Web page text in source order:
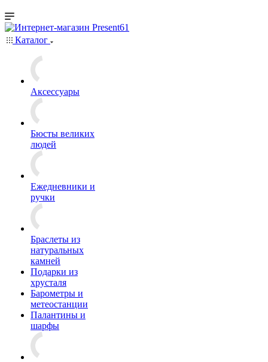
Каталог
Аксессуары
Бюсты великих
людей
Ежедневники и
ручки
Браслеты из
натуральных
камней
Подарки из
хрусталя
Барометры и
метеостанции
Палантины и
шарфы